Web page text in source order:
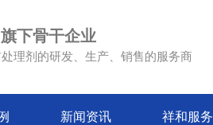
下骨干企业
理剂的研发、生产、销售的服务商
新闻资讯 祥和服务